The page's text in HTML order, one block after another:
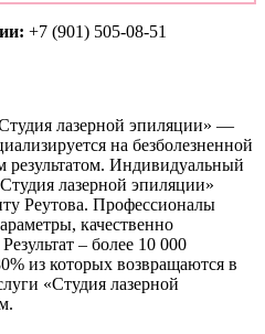
+7 (901) 505-08-51
лазерной эпиляции» —
на безболезненной
результатом. Индивидуальный
лазерной эпиляции»
Реутова. Профессионалы
качественно
– более 10 000
из которых возвращаются в
«Студия лазерной